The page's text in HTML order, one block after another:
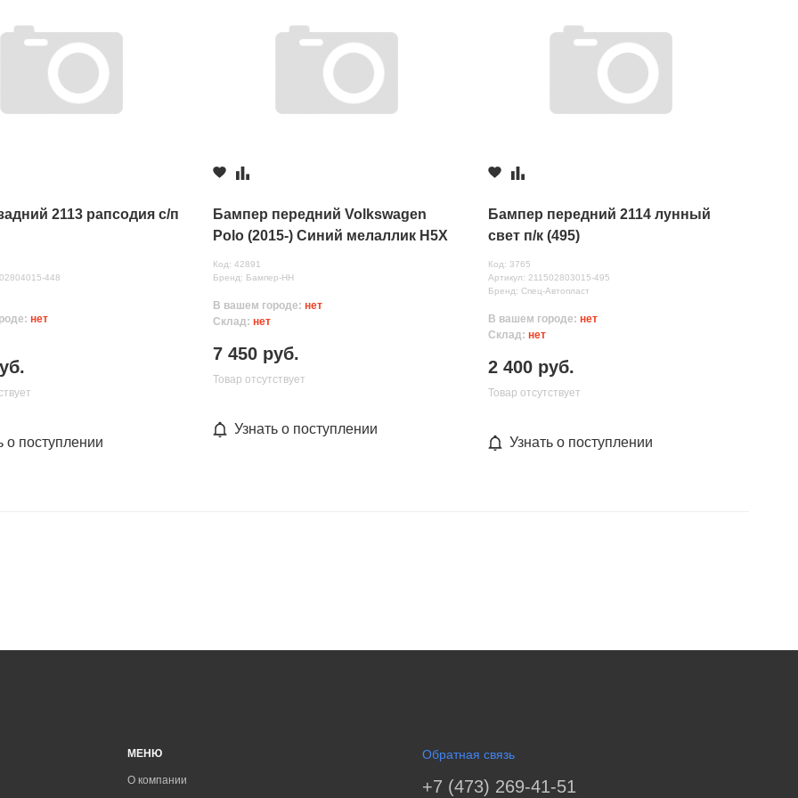
2113 рапсодия с/п
448
нет
о поступлении
Бампер передний Volkswagen
Polo (2015-) Синий мелаллик H5X
Код: 42891
Бренд: Бампер-НН
В вашем городе: нет
Склад: нет
7 450 руб.
Товар отсутствует
Узнать о поступлении
Бампер передний 2114 лунный
свет п/к (495)
Код: 3765
Артикул: 211502803015-495
Бренд: Спец-Автопласт
В вашем городе: нет
Склад: нет
2 400 руб.
Товар отсутствует
Узнать о поступлении
МЕНЮ
О компании
Обратная связь
+7 (473) 269-41-51